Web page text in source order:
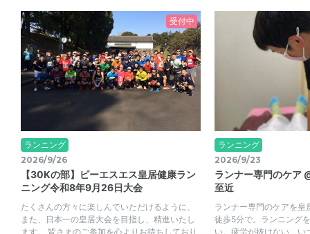
受付中
ランニング
2026/9/26
【30Kの部】ピーエスエス皇居健康ラン
ニング令和8年9月26日大会
たくさんの方々に楽しんでいただけるように、
また、日本一の皇居大会を目指し、精進いたし
ます。 皆さまのご参加を心よりお待ちしており
ランニング
2026/9/23
ランナー専門のケア
至近
ランナー専門のケアを皇
徒歩5分で。ランニング
い。疲労が抜けない。い